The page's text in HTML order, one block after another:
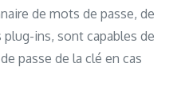
de mots de passe, de
ins, sont capables de
passe de la clé en cas